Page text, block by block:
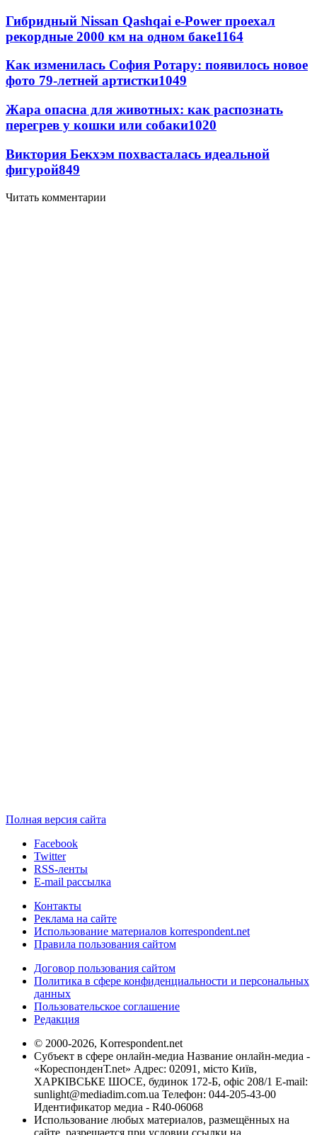
Гибридный Nissan Qashqai e-Power проехал
рекордные 2000 км на одном баке1164
Как изменилась София Ротару: появилось новое
фото 79-летней артистки1049
Жара опасна для животных: как распознать
перегрев у кошки или собаки1020
Виктория Бекхэм похвасталась идеальной
фигурой849
Читать комментарии
Полная версия сайта
Facebook
Twitter
RSS-ленты
E-mail рассылка
Контакты
Реклама на сайте
Использование материалов korrespondent.net
Правила пользования сайтом
Договор пользования сайтом
Политика в сфере конфиденциальности и персональных
данных
Пользовательское соглашение
Редакция
© 2000-2026, Korrespondent.net
Субъект в сфере онлайн-медиа Название онлайн-медиа -
«КореспонденТ.net» Адрес: 02091, місто Київ,
ХАРКІВСЬКЕ ШОСЕ, будинок 172-Б, офіс 208/1 E-mail:
sunlight@mediadim.com.ua Телефон: 044-205-43-00
Идентификатор медиа - R40-06068
Использование любых материалов, размещённых на
сайте, разрешается при условии ссылки на